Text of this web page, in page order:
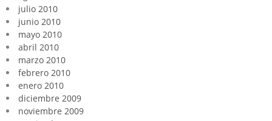
julio 2010
junio 2010
mayo 2010
abril 2010
marzo 2010
febrero 2010
enero 2010
diciembre 2009
noviembre 2009